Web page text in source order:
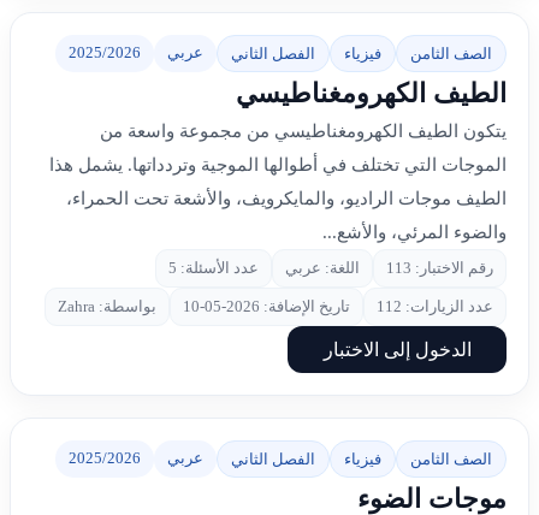
الصف الثامن فيزياء الفصل الثاني عربي 2025/2026
الطيف الكهرومغناطيسي
يتكون الطيف الكهرومغناطيسي من مجموعة واسعة من
الموجات التي تختلف في أطوالها الموجية وتردداتها. يشمل هذا
الطيف موجات الراديو، والمايكرويف، والأشعة تحت الحمراء،
والضوء المرئي، والأشع...
رقم الاختبار: 113 اللغة: عربي عدد الأسئلة: 5
عدد الزيارات: 112 تاريخ الإضافة: 2026-05-10 بواسطة: Zahra
الدخول إلى الاختبار
الصف الثامن فيزياء الفصل الثاني عربي 2025/2026
موجات الضوء